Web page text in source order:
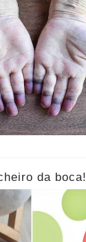
da boca!